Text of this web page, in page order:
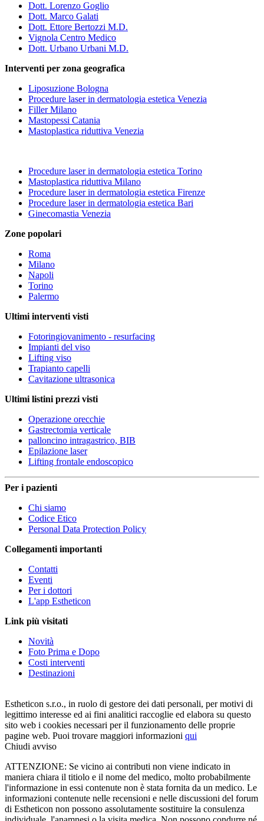
Dott. Lorenzo Goglio
Dott. Marco Galati
Dott. Ettore Bertozzi M.D.
Vignola Centro Medico
Dott. Urbano Urbani M.D.
Interventi per zona geografica
Liposuzione Bologna
Procedure laser in dermatologia estetica Venezia
Filler Milano
Mastopessi Catania
Mastoplastica riduttiva Venezia
Procedure laser in dermatologia estetica Torino
Mastoplastica riduttiva Milano
Procedure laser in dermatologia estetica Firenze
Procedure laser in dermatologia estetica Bari
Ginecomastia Venezia
Zone popolari
Roma
Milano
Napoli
Torino
Palermo
Ultimi interventi visti
Fotoringiovanimento - resurfacing
Impianti del viso
Lifting viso
Trapianto capelli
Cavitazione ultrasonica
Ultimi listini prezzi visti
Operazione orecchie
Gastrectomia verticale
palloncino intragastrico, BIB
Epilazione laser
Lifting frontale endoscopico
Per i pazienti
Chi siamo
Codice Etico
Personal Data Protection Policy
Collegamenti importanti
Contatti
Eventi
Per i dottori
L'app Estheticon
Link più visitati
Novità
Foto Prima e Dopo
Costi interventi
Destinazioni
Estheticon s.r.o., in ruolo di gestore dei dati personali, per motivi di
legittimo interesse ed ai fini analitici raccoglie ed elabora su questo
sito web i cookies necessari per il funzionamento delle proprie
pagine web. Puoi trovare maggiori informazioni qui
Chiudi avviso
ATTENZIONE: Se vicino ai contributi non viene indicato in
maniera chiara il titiolo e il nome del medico, molto probabilmente
l'informazione in essi contenute non è stata fornita da un medico. Le
informazioni contenute nelle recensioni e nelle discussioni del forum
di Estheticon non possono assolutamente sostituire la consulenza